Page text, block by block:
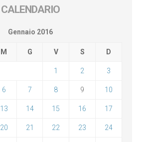
CALENDARIO
Gennaio 2016
M G V S D
1 2 3
6 7 8 9 10
13 14 15 16 17
20 21 22 23 24